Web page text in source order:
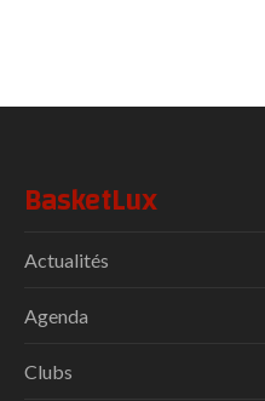
BasketLux
Actualités
Agenda
Clubs